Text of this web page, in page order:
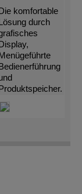
komfortable
durch